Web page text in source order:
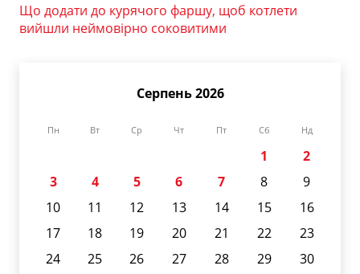
Що додати до курячого фаршу, щоб котлети
вийшли неймовірно соковитими
Серпень 2026
Пн Вт Ср Чт Пт Сб Нд
1
2
3
4 5 6 7 8
9
10
11 12 13 14 15
16
17
18 19 20 21 22
23
24
25 26 27 28 29
30